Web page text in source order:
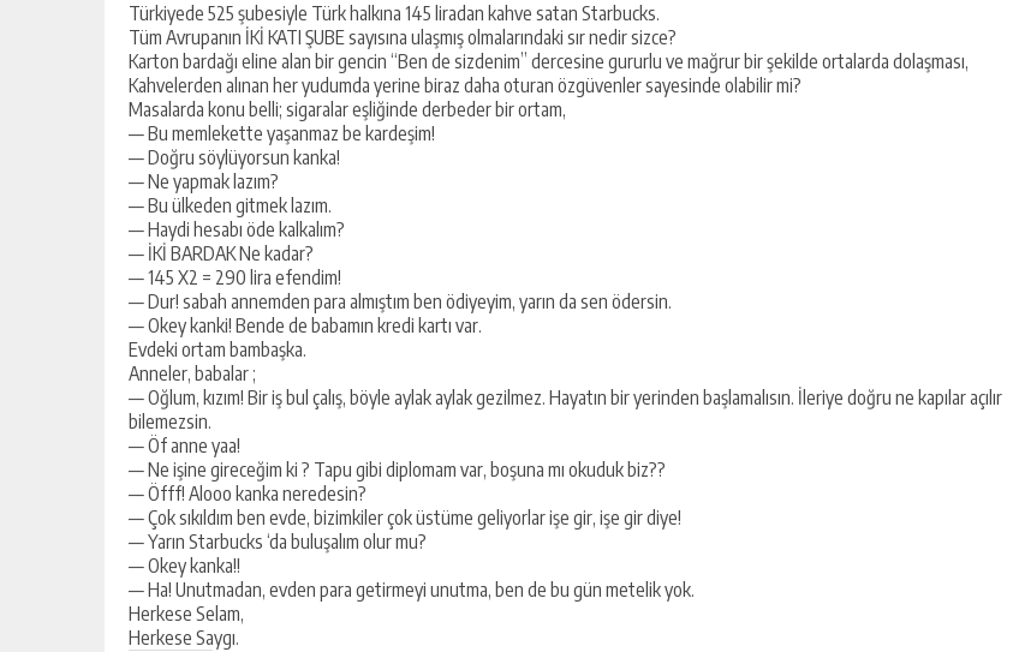
Türkiyede 525 şubesiyle Türk halkına 145 liradan kahve satan Starbucks.
Tüm Avrupanın İKİ KATI ŞUBE sayısına ulaşmış olmalarındaki sır nedir sizce?
Karton bardağı eline alan bir gencin “Ben de sizdenim” dercesine gururlu ve mağrur bir şekilde ortalarda dolaşması,
Kahvelerden alınan her yudumda yerine biraz daha oturan özgüvenler sayesinde olabilir mi?
Masalarda konu belli; sigaralar eşliğinde derbeder bir ortam,
— Bu memlekette yaşanmaz be kardeşim!
— Doğru söylüyorsun kanka!
— Ne yapmak lazım?
— Bu ülkeden gitmek lazım.
— Haydi hesabı öde kalkalım?
— İKİ BARDAK Ne kadar?
— 145 X2 = 290 lira efendim!
— Dur! sabah annemden para almıştım ben ödiyeyim, yarın da sen ödersin.
— Okey kanki! Bende de babamın kredi kartı var.
Evdeki ortam bambaşka.
Anneler, babalar ;
— Oğlum, kızım! Bir iş bul çalış, böyle aylak aylak gezilmez. Hayatın bir yerinden başlamalısın. İleriye doğru ne kapılar açılır
bilemezsin.
— Öf anne yaa!
— Ne işine gireceğim ki ? Tapu gibi diplomam var, boşuna mı okuduk biz??
— Öfff! Alooo kanka neredesin?
— Çok sıkıldım ben evde, bizimkiler çok üstüme geliyorlar işe gir, işe gir diye!
— Yarın Starbucks ‘da buluşalım olur mu?
— Okey kanka!!
— Ha! Unutmadan, evden para getirmeyi unutma, ben de bu gün metelik yok.
Herkese Selam,
Herkese Saygı.
NE EKTİK, NE BİÇİCEZ?